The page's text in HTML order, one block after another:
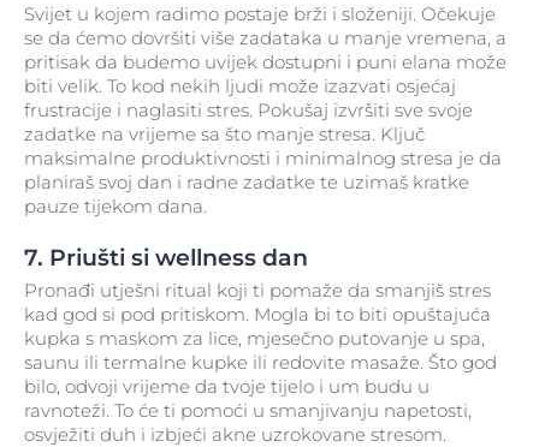
Svijet u kojem radimo postaje brži i složeniji. Očekuje
se da ćemo dovršiti više zadataka u manje vremena, a
pritisak da budemo uvijek dostupni i puni elana može
biti velik. To kod nekih ljudi može izazvati osjećaj
frustracije i naglasiti stres. Pokušaj izvršiti sve svoje
zadatke na vrijeme sa što manje stresa. Ključ
maksimalne produktivnosti i minimalnog stresa je da
planiraš svoj dan i radne zadatke te uzimaš kratke
pauze tijekom dana.
7. Priušti si wellness dan
Pronađi utješni ritual koji ti pomaže da smanjiš stres
kad god si pod pritiskom. Mogla bi to biti opuštajuća
kupka s maskom za lice, mjesečno putovanje u spa,
saunu ili termalne kupke ili redovite masaže. Što god
bilo, odvoji vrijeme da tvoje tijelo i um budu u
ravnoteži. To će ti pomoći u smanjivanju napetosti,
osvježiti duh i izbjeći akne uzrokovane stresom.